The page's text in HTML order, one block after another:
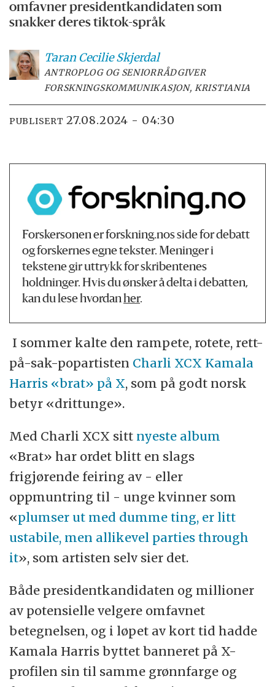
omfavner presidentkandidaten som
snakker deres tiktok-språk
Taran Cecilie Skjerdal
ANTROPLOG OG SENIORRÅDGIVER
FORSKNINGSKOMMUNIKASJON, KRISTIANIA
PUBLISERT 27.08.2024 - 04:30
Forskersonen er forskning.nos side for debatt
og forskernes egne tekster. Meninger i
tekstene gir uttrykk for skribentenes
holdninger. Hvis du ønsker å delta i debatten,
kan du lese hvordanher.
I sommer kalte den rampete, rotete, rett-
på-sak-popartisten Charli XCX Kamala
Harris «brat» på X, som på godt norsk
betyr «drittunge».
Med Charli XCX sitt nyeste album
«Brat» har ordet blitt en slags
frigjørende feiring av - eller
oppmuntring til - unge kvinner som
«plumser ut med dumme ting, er litt
ustabile, men allikevel parties through
it», som artisten selv sier det.
Både presidentkandidaten og millioner
av potensielle velgere omfavnet
betegnelsen, og i løpet av kort tid hadde
Kamala Harris byttet banneret på X-
profilen sin til samme grønnfarge og